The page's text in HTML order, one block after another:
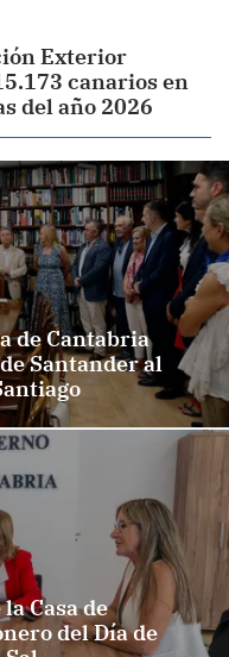
Exterior
canarios en
del año 2026
de Cantabria
Santander al
Casa de
del Día de